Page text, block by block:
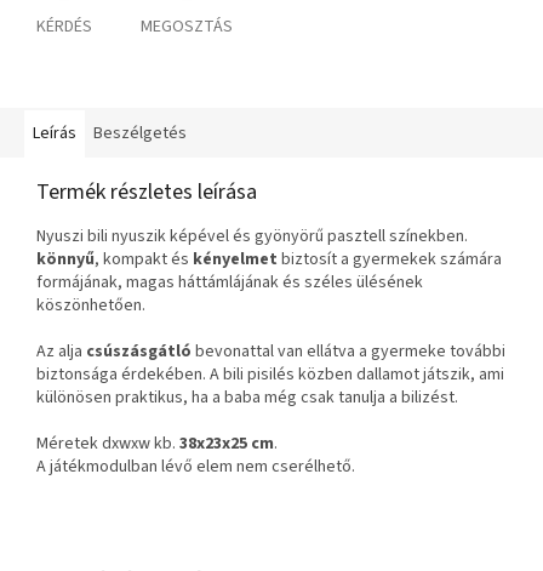
KÉRDÉS MEGOSZTÁS
Leírás Beszélgetés
Termék részletes leírása
Nyuszi bili nyuszik képével és gyönyörű pasztell színekben.
könnyű, kompakt és kényelmet biztosít a gyermekek számára
formájának, magas háttámlájának és széles ülésének
köszönhetően.
Az alja csúszásgátló bevonattal van ellátva a gyermeke további
biztonsága érdekében. A bili pisilés közben dallamot játszik, ami
különösen praktikus, ha a baba még csak tanulja a bilizést.
Méretek dxwxw kb. 38x23x25 cm.
A játékmodulban lévő elem nem cserélhető.